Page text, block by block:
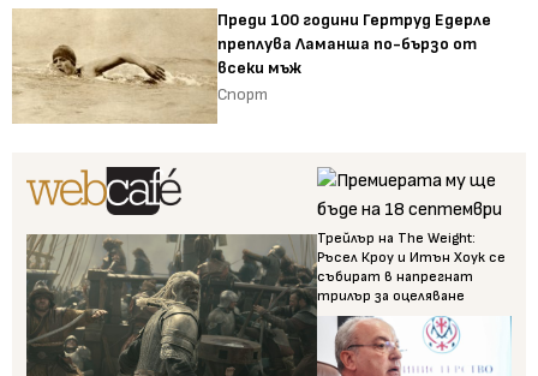
Преди 100 години Гертруд Едерле
преплува Ламанша по-бързо от
всеки мъж
Спорт
Трейлър на The Weight:
Ръсел Кроу и Итън Хоук се
събират в напрегнат
трилър за оцеляване